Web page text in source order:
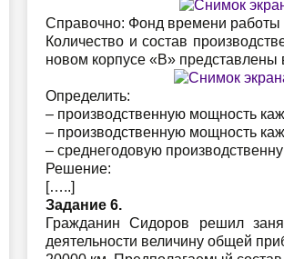
Справочно: Фонд времени работы
Количество и состав
новом корпусе «В» представлены
Определить:
– производственную мощность
– производственную мощность
– среднегодовую
Решение:
[…..]
Задание 6.
Гражданин Сидоров решил
деятельности величину общей